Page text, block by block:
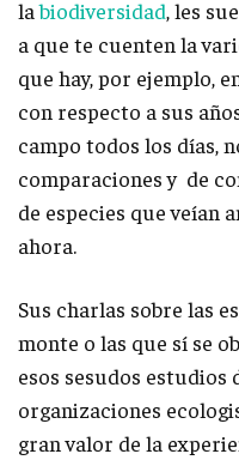
labiodiversidad, les
a que te cuenten la
que hay, por ejemplo,
con respecto a sus
campo todos los días,
comparaciones y de
de especies que veían
ahora.
Sus charlas sobre las
monte o las que sí se
esos sesudos estudios
organizaciones
gran valor de la